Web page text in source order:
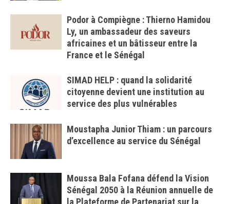
Podor à Compiègne : Thierno Hamidou
Ly, un ambassadeur des saveurs
africaines et un bâtisseur entre la
France et le Sénégal
SIMAD HELP : quand la solidarité
citoyenne devient une institution au
service des plus vulnérables
Moustapha Junior Thiam : un parcours
d’excellence au service du Sénégal
Moussa Bala Fofana défend la Vision
Sénégal 2050 à la Réunion annuelle de
la Plateforme de Partenariat sur la